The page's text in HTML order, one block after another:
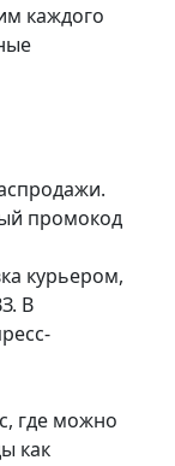
каждого
промокод
курьером,
В
где можно
как